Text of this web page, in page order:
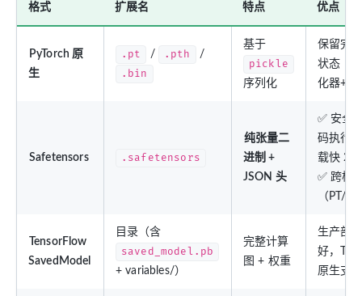
格式 扩展名 特点 优点
PyTorch 原
生
.pt / .pth /
.bin
基于
pickle
序列化
保留完
状态（
化器
Safetensors .safetensors
纯张量二
进制 +
JSON 头
✅ 安全
码执行
载快
✅ 跨框
（PT/
TensorFlow
SavedModel
目录（含
saved_model.pb
+ variables/）
完整计算
图 + 权重
生产部
好，TF
原生支